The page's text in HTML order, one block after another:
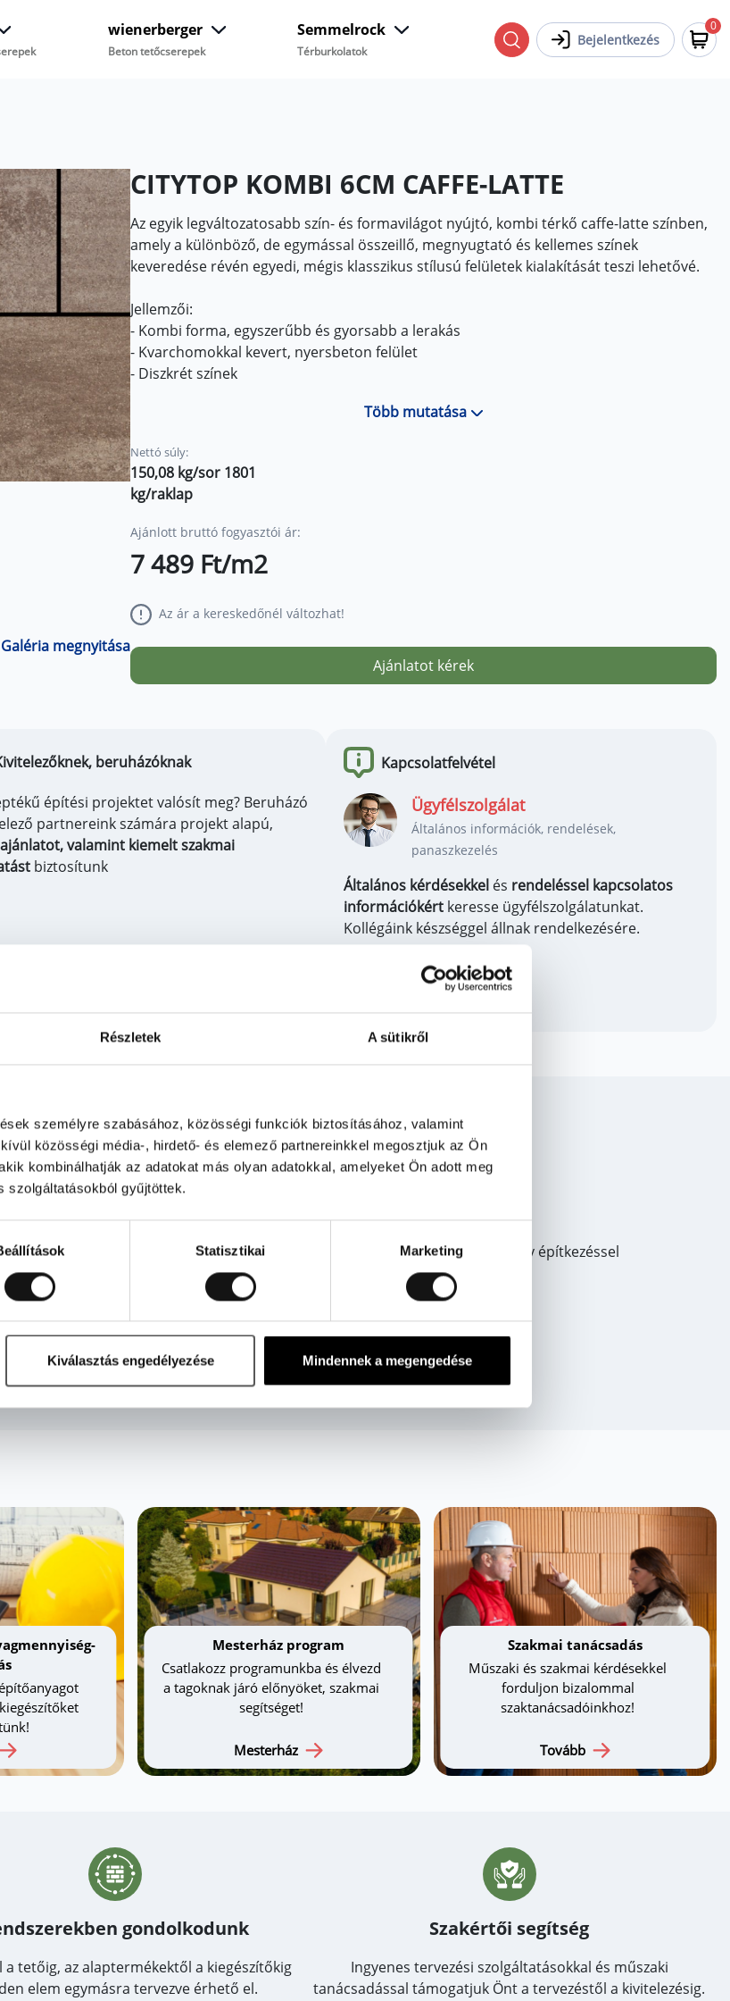
Részletek A sütikről
személyre szabásához, közösségi funkciók biztosításához, valamint
közösségi média-, hirdető- és elemező partnereinkkel megosztjuk az Ön
kombinálhatják az adatokat más olyan adatokkal, amelyeket Ön adott meg
szolgáltatásokból gyűjtöttek.
Statisztikai Marketing
Kiválasztás engedélyezése Mindennek a megengedése
wienerberger
Beton tetőcserepek
Semmelrock
Térburkolatok
Bejelentkezés
0
Galéria megnyitása
CITYTOP KOMBI 6CM CAFFE-LATTE
Az egyik legváltozatosabb szín- és formavilágot nyújtó, kombi térkő caffe-latte színben,
amely a különböző, de egymással összeillő, megnyugtató és kellemes színek
keveredése révén egyedi, mégis klasszikus stílusú felületek kialakítását teszi lehetővé.
Jellemzői:
- Kombi forma, egyszerűbb és gyorsabb a lerakás
- Kvarchomokkal kevert, nyersbeton felület
- Diszkrét színek
Méretek soronként:
- 12 db 10 x 20 x 6 cm
- 9 db 20 x 20 x 6 cm
- 8 db 30 x 20 x 6 cm
- teraszok, térköves udvarok, ház körüli utak
- autóbeállók, garázsbejáratok és parkolók
- előterek és belső udvarok
Több mutatása
Nettó súly:
150,08 kg/sor 1801
kg/raklap
Ajánlott bruttó fogyasztói ár:
7 489 Ft/m2
Az ár a kereskedőnél változhat!
Ajánlatot kérek
beruházóknak
építési projektet valósít meg? Beruházó
partnereink számára projekt alapú,
valamint kiemelt szakmai
biztosítunk
Kapcsolatfelvétel
Ügyfélszolgálat
Általános információk, rendelések,
panaszkezelés
Általános kérdésekkel és rendeléssel kapcsolatos
információkért keresse ügyfélszolgálatunkat.
Kollégáink készséggel állnak rendelkezésére.
+36 1 464 7030
első kézből értesülni promócióinkról, újdonságainkról, híreinkről, vagy építkezéssel
Mesterház program
Csatlakozz programunkba és élvezd
a tagoknak járó előnyöket, szakmai
segítséget!
Mesterház
Szakmai tanácsadás
Műszaki és szakmai kérdésekkel
forduljon bizalommal
szaktanácsadóinkhoz!
Tovább
gondolkodunk
a tetőig, az alaptermékektől a kiegészítőkig
elem egymásra tervezve érhető el.
Szakértői segítség
Ingyenes tervezési szolgáltatásokkal és műszaki
tanácsadással támogatjuk Önt a tervezéstől a kivitelezésig.